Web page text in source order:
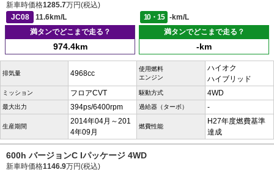
新車時価格1285.7万円(税込)
JC08
11.6km/L 10・15
-km/L
満タンでどこまで走る？
974.4km
満タンでどこまで走る？
-km
排気量 4968cc
使用燃料
エンジン
ハイオク
ハイブリッド
ミッション フロアCVT 駆動方式 4WD
最大出力 394ps/6400rpm 過給器（ターボ） -
生産期間
2014年04月～201
4年09月
燃費性能
H27年度燃費基準
達成
600h バージョンC Iパッケージ 4WD
新車時価格1146.9万円(税込)